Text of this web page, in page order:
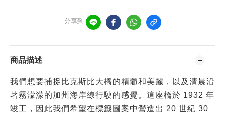
分享到
商品描述
我們想要捕捉比克斯比大橋的精髓和美麗，以及清晨沿
著霧濛濛的加州海岸線行駛的感覺。這座橋於 1932 年
竣工，因此我們希望在標籤圖案中營造出 20 世紀 30